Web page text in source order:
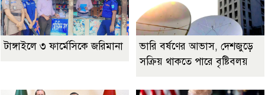
টাঙ্গাইলে ৩ ফার্মেসিকে জরিমানা
ভারি বর্ষণের আভাস, দেশজুড়ে
সক্রিয় থাকতে পারে বৃষ্টিবলয়